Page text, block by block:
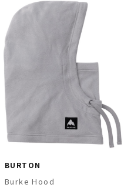
BURTON
Burke Hood